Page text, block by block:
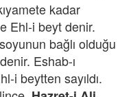
kadar
Ehl-i beyt denir.
bağlı olduğu
Eshab-ı
i beytten sayıldı.